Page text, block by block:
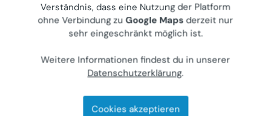
Helle rühige Wohnung im 5 Liftstock
Wohnung (Kauf)
Privater Anbieter
2 Zimmer
Verständnis, dass eine Nutzung der Platform
ohne Verbindung zuGoogle Maps derzeit nur
sehr eingeschränkt möglich ist.
Weitere Informationen findest du in unserer
Datenschutzerklärung.
Cookies akzeptieren